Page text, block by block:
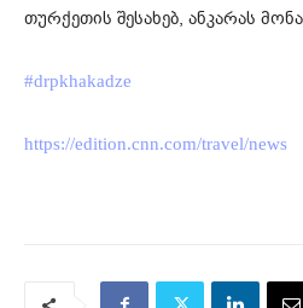
თურქეთის შესახებ, ანკარას
#drpkhakadze
https://edition.cnn.com/travel/news